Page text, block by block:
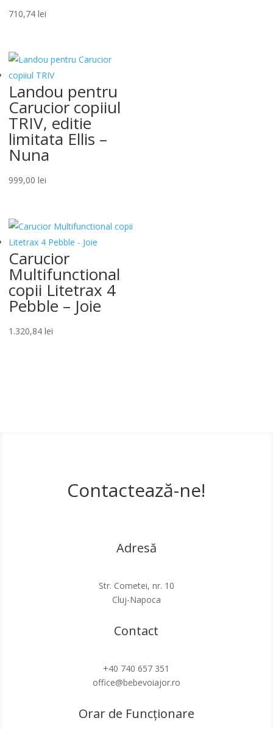
710,74 lei
Landou pentru
Carucior copiiul
TRIV, editie
limitata Ellis –
Nuna
999,00 lei
Carucior
Multifunctional
copii Litetrax 4
Pebble – Joie
1.320,84 lei
Contactează-ne!
Adresă
Str. Cometei, nr. 10
Cluj-Napoca
Contact
+40 740 657 351
office@bebevoiajor.ro
Orar de Funcționare